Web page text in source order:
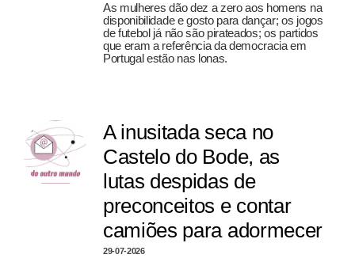
As mulheres dão dez a zero aos homens na
disponibilidade e gosto para dançar; os jogos
de futebol já não são pirateados; os partidos
que eram a referência da democracia em
Portugal estão nas lonas.
A inusitada seca no
Castelo do Bode, as
lutas despidas de
preconceitos e contar
camiões para adormecer
29-07-2026